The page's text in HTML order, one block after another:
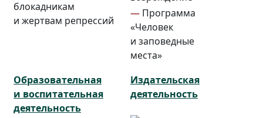
блокадникам
и жертвам репрессий
— Программа
«Человек
и заповедные
места»
Образовательная
и воспитательная
деятельность
Издательская
деятельность